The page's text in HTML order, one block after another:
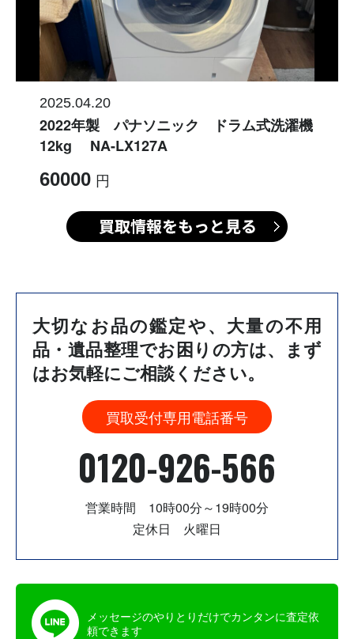
2025.04.20
2022年製 パナソニック ドラム式洗濯機
12kg NA-LX127A
60000
大切なお品の鑑定や、大量の不用
品・遺品整理でお困りの方は、
まず
はお気軽にご相談ください。
買取受付専用電話番号
0120-926-566
営業時間 10時00分～19時00分
定休日 火曜日
メッセージのやりとりだけでカンタンに査定依
頼できます